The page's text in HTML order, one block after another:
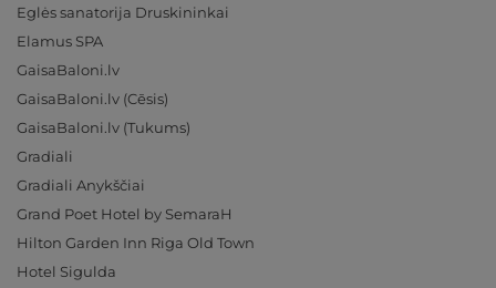
Eglės sanatorija Druskininkai
Elamus SPA
GaisaBaloni.lv
GaisaBaloni.lv (Cēsis)
GaisaBaloni.lv (Tukums)
Gradiali
Gradiali Anykščiai
Grand Poet Hotel by SemaraH
Hilton Garden Inn Riga Old Town
Hotel Sigulda